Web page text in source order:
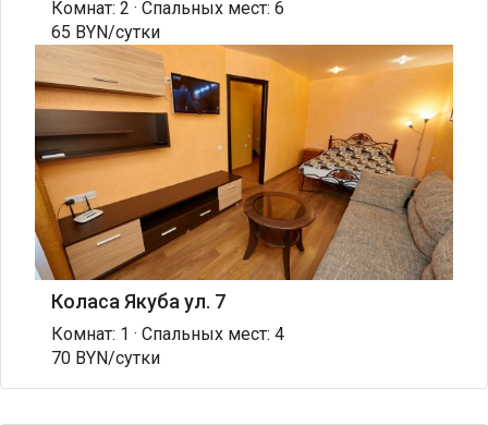
Комнат: 2 · Спальных мест: 6
65 BYN/сутки
Коласа Якуба ул. 7
Комнат: 1 · Спальных мест: 4
70 BYN/сутки